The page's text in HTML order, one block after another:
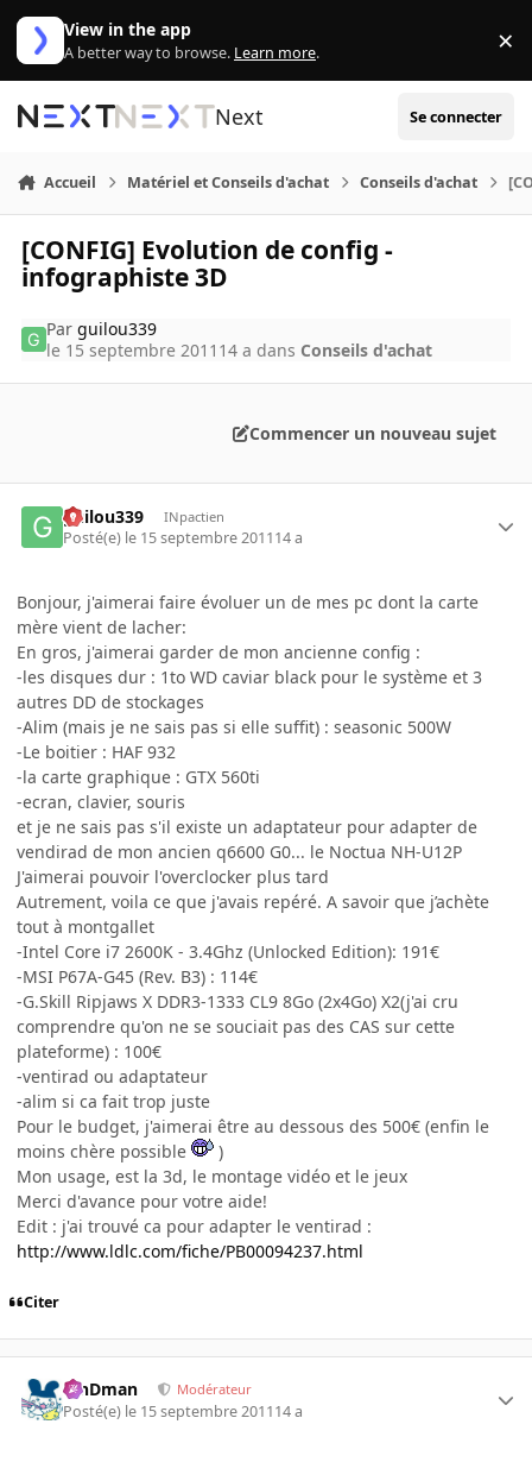
Aller au contenu
View in the app
A better way to browse. Learn more. ×
Next Se connecter
Accueil Matériel et Conseils d'achat Conseils d'achat
[CONFIG] Evolution de config -
infographiste 3D
Parguilou339
le 15 septembre 2011 14 a dans Conseils d'achat
Commencer un nouveau sujet
guilou339 INpactien
Posté(e) le 15 septembre 201114 a
Bonjour, j'aimerai faire évoluer un de mes pc dont la carte
mère vient de lacher:
En gros, j'aimerai garder de mon ancienne config :
-les disques dur : 1to WD caviar black pour le système et 3
autres DD de stockages
-Alim (mais je ne sais pas si elle suffit) : seasonic 500W
-Le boitier : HAF 932
-la carte graphique : GTX 560ti
-ecran, clavier, souris
et je ne sais pas s'il existe un adaptateur pour adapter de
vendirad de mon ancien q6600 G0... le Noctua NH-U12P
J'aimerai pouvoir l'overclocker plus tard
Autrement, voila ce que j'avais repéré. A savoir que j’achète
tout à montgallet
-Intel Core i7 2600K - 3.4Ghz (Unlocked Edition): 191€
-MSI P67A-G45 (Rev. B3) : 114€
-G.Skill Ripjaws X DDR3-1333 CL9 8Go (2x4Go) X2(j'ai cru
comprendre qu'on ne se souciait pas des CAS sur cette
plateforme) : 100€
-ventirad ou adaptateur
-alim si ca fait trop juste
Pour le budget, j'aimerai être au dessous des 500€ (enfin le
moins chère possible
)
Mon usage, est la 3d, le montage vidéo et le jeux
Merci d'avance pour votre aide!
Edit : j'ai trouvé ca pour adapter le ventirad :
http://www.ldlc.com/fiche/PB00094237.html
Citer
RinDman Modérateur
Posté(e) le 15 septembre 201114 a